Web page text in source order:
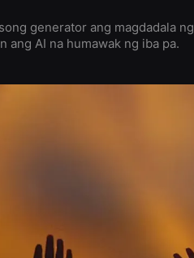
generator ang magdadala ng
ang AI na humawak ng iba pa.